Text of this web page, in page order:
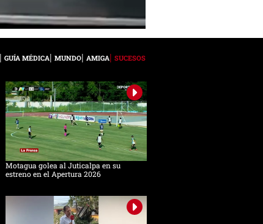
GUÍA MÉDICA MUNDO AMIGA SUCESOS
Motagua golea al Juticalpa en su
estreno en el Apertura 2026